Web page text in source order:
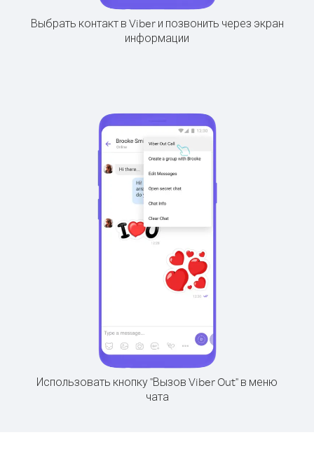
Выбрать контакт в Viber и позвонить через экран
информации
Использовать кнопку "Вызов Viber Out" в меню
чата